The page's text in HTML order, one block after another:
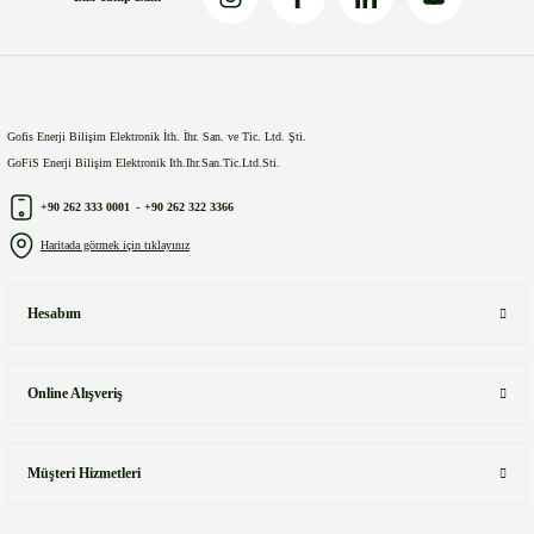
Gofis Enerji Bilişim Elektronik İth. İhr. San. ve Tic. Ltd. Şti.
GoFiS Enerji Bilişim Elektronik Ith.Ihr.San.Tic.Ltd.Sti.
+90 262 333 0001 - +90 262 322 3366
Haritada görmek için tıklayınız
Hesabım
Online Alışveriş
Müşteri Hizmetleri